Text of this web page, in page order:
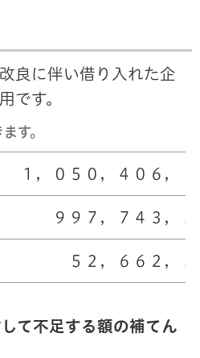
良に伴い借り入れた企
です。
す。
１，０５０，４０６，
９９７，７４３，
５２，６６２，
て不足する額の補てん